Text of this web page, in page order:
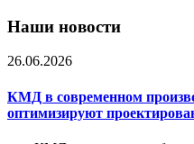
Наши новости
26.06.2026
КМД в современном
оптимизируют